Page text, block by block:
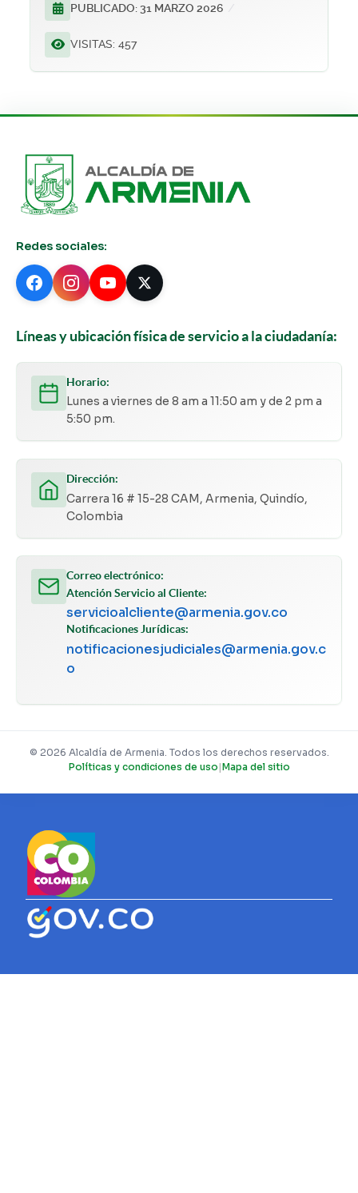
PUBLICADO: 31 MARZO 2026
VISITAS: 457
Redes sociales:
Líneas y ubicación física de servicio a la ciudadanía:
Horario:
Lunes a viernes de 8 am a 11:50 am y de 2 pm a
5:50 pm.
Dirección:
Carrera 16 # 15-28 CAM, Armenia, Quindío,
Colombia
Correo electrónico:
Atención Servicio al Cliente:
servicioalcliente@armenia.gov.co
Notificaciones Jurídicas:
notificacionesjudiciales@armenia.gov.c
o
© 2026 Alcaldía de Armenia. Todos los derechos reservados.
Políticas y condiciones de uso |Mapa del sitio